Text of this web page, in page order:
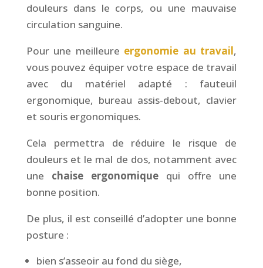
douleurs dans le corps, ou une mauvaise
circulation sanguine.
Pour une meilleure ergonomie au travail,
vous pouvez équiper votre espace de travail
avec du matériel adapté : fauteuil
ergonomique, bureau assis-debout, clavier
et souris ergonomiques.
Cela permettra de réduire le risque de
douleurs et le mal de dos, notamment avec
une chaise ergonomiquequi offre une
bonne position.
De plus, il est conseillé d’adopter une bonne
posture :
bien s’asseoir au fond du siège,